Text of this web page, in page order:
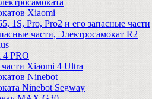
Xiaomi
1S, Pro, Pro2 и его запасные части
части, Электросамокат R2
PRO
Xiaomi 4 Ultra
Ninebot
Ninebot Segway